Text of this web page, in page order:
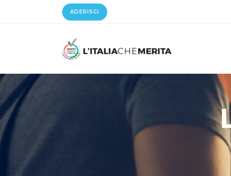
ADERISCI